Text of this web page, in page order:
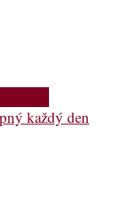
každý den